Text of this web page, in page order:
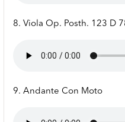
8. Viola Op. Posth. 123 D
9. Andante Con Moto